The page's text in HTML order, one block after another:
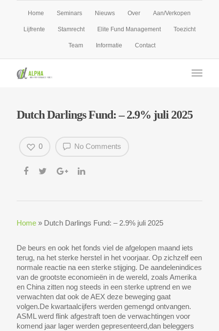
Home Seminars Nieuws Over Aan/Verkopen
Lijfrente Stamrecht Elite Fund Management Toezicht
Team Informatie Contact
Dutch Darlings Fund: – 2.9% juli 2025
No Comments
0
Home» Dutch Darlings Fund: – 2.9% juli 2025
De beurs en ook het fonds viel de afgelopen maand iets
terug, na het sterke herstel in het voorjaar. Op zichzelf een
normale reactie na een sterke stijging. De aandelenindices
van de grootste economieën in de wereld, zoals Amerika
en China zitten nog steeds in een sterke uptrend en we
verwachten dat ook de AEX deze beweging gaat
volgen.De kwartaalcijfers werden gemengd ontvangen.
ASML werd flink afgestraft toen de verwachtingen voor
komend jaar lager werden gepresenteerd,dan beleggers